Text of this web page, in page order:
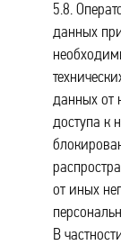
5.8.
данных
данных от
доступа к
от иных
В